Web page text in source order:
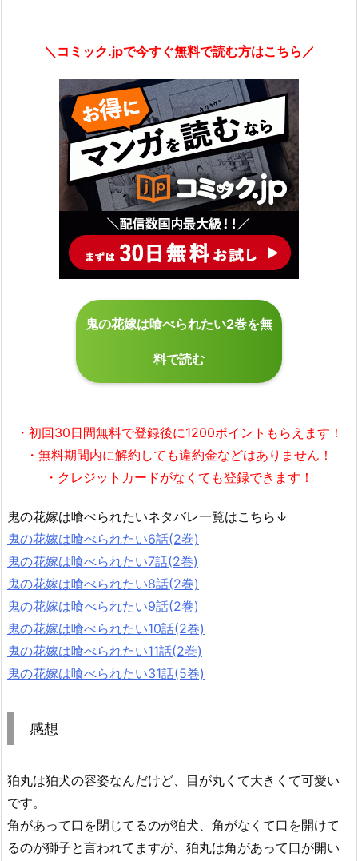
＼コミック.jpで今すぐ無料で読む方はこちら／
鬼の花嫁は喰べられたい2巻を無
料で読む
・初回30日間無料で登録後に1200ポイント もらえます！
・無料期間内に解約しても違約金などはありません！
・クレジットカードがなくても登録できます！
鬼の花嫁は喰べられたいネタバレ一覧はこちら↓
鬼の花嫁は喰べられたい6話(2巻)
鬼の花嫁は喰べられたい7話(2巻)
鬼の花嫁は喰べられたい8話(2巻)
鬼の花嫁は喰べられたい9話(2巻)
鬼の花嫁は喰べられたい10話(2巻)
鬼の花嫁は喰べられたい11話(2巻)
鬼の花嫁は喰べられたい31話(5巻)
感想
狛丸は狛犬の容姿なんだけど、目が丸くて大きくて可愛い
です。
角があって口を閉じてるのが狛犬、角がなくて口を開けて
るのが獅子と言われてますが、狛丸は角があって口が開い